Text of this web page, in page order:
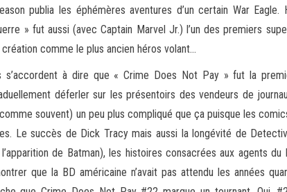
publia les éphémères aventures d’un certain War
» fut aussi (avec Captain Marvel Jr.) l’un des premiers
comme le plus ancien héros volant…
s’accordent à dire que « Crime Does Not Pay » fut la
déferler sur les présentoirs des vendeurs de
souvent) un peu plus compliqué que ça puisque les
Le succès de Dick Tracy mais aussi la longévité de
de Batman), les histoires consacrées aux agents du
que la BD américaine n’avait pas attendu les années